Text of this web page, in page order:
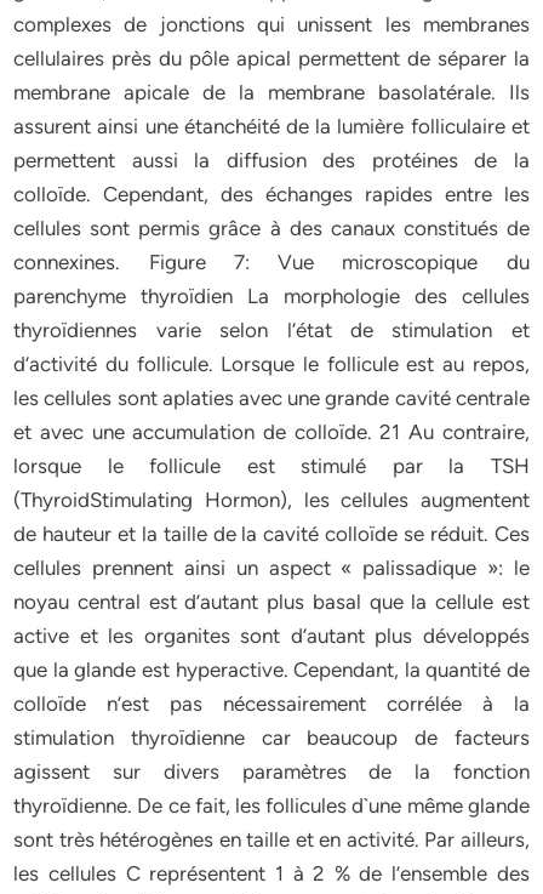
complexes de jonctions qui unissent les membranes
cellulaires près du pôle apical permettent de séparer la
membrane apicale de la membrane basolatérale. Ils
assurent ainsi une étanchéité de la lumière folliculaire et
permettent aussi la diffusion des protéines de la
colloïde. Cependant, des échanges rapides entre les
cellules sont permis grâce à des canaux constitués de
connexines. Figure 7: Vue microscopique du
parenchyme thyroïdien La morphologie des cellules
thyroïdiennes varie selon l’état de stimulation et
d’activité du follicule. Lorsque le follicule est au repos,
les cellules sont aplaties avec une grande cavité centrale
et avec une accumulation de colloïde. 21 Au contraire,
lorsque le follicule est stimulé par la TSH
(ThyroidStimulating Hormon), les cellules augmentent
de hauteur et la taille de la cavité colloïde se réduit. Ces
cellules prennent ainsi un aspect « palissadique »: le
noyau central est d’autant plus basal que la cellule est
active et les organites sont d’autant plus développés
que la glande est hyperactive. Cependant, la quantité de
colloïde n’est pas nécessairement corrélée à la
stimulation thyroïdienne car beaucoup de facteurs
agissent sur divers paramètres de la fonction
thyroïdienne. De ce fait, les follicules d`une même glande
sont très hétérogènes en taille et en activité. Par ailleurs,
les cellules C représentent 1 à 2 % de l’ensemble des